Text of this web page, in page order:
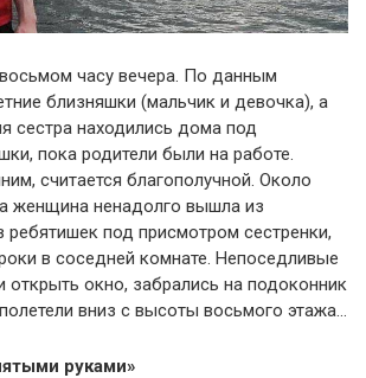
часу вечера. По данным
близняшки (мальчик и девочка), а
сестра находились дома под
пока родители были на работе.
считается благополучной. Около
женщина ненадолго вышла из
ребятишек под присмотром сестренки,
в соседней комнате. Непоседливые
открыть окно, забрались на подоконник
вниз с высоты восьмого этажа…
руками»